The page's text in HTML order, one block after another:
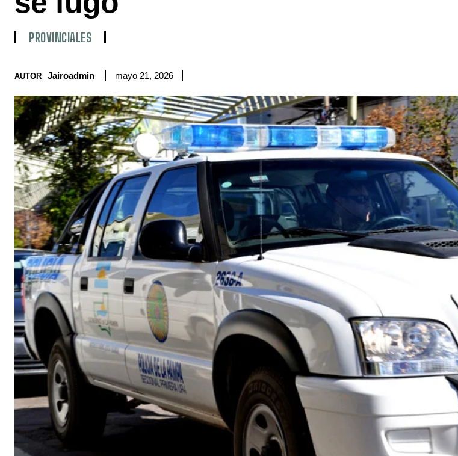
PROVINCIALES
AUTOR Jairoadmin mayo 21, 2026